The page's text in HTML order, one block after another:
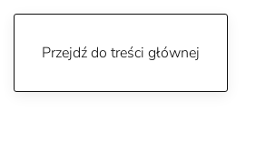
Przejdź do treści głównej